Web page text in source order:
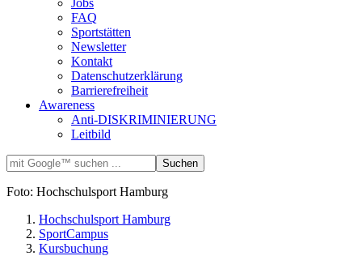
FAQ
Sportstätten
Newsletter
Kontakt
Datenschutzerklärung
Barrierefreiheit
Awareness
Anti-DISKRIMINIERUNG
Leitbild
Foto: Hochschulsport Hamburg
Hochschulsport Hamburg
SportCampus
Kursbuchung